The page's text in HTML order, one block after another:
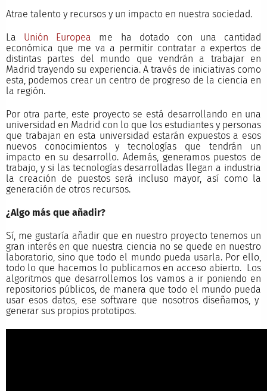
Atrae talento y recursos y un impacto en nuestra sociedad.
La Unión Europea me ha dotado con una cantidad
económica que me va a permitir contratar a expertos de
distintas partes del mundo que vendrán a trabajar en
Madrid trayendo su experiencia. A través de iniciativas como
esta, podemos crear un centro de progreso de la ciencia en
la región.
Por otra parte, este proyecto se está desarrollando en una
universidad en Madrid con lo que los estudiantes y personas
que trabajan en esta universidad estarán expuestos a esos
nuevos conocimientos y tecnologías que tendrán un
impacto en su desarrollo. Además, generamos puestos de
trabajo, y si las tecnologías desarrolladas llegan a industria
la creación de puestos será incluso mayor, así como la
generación de otros recursos.
¿Algo más que añadir?
Sí, me gustaría añadir que en nuestro proyecto tenemos un
gran interés en que nuestra ciencia no se quede en nuestro
laboratorio, sino que todo el mundo pueda usarla. Por ello,
todo lo que hacemos lo publicamos en acceso abierto. Los
algoritmos que desarrollemos los vamos a ir poniendo en
repositorios públicos, de manera que todo el mundo pueda
usar esos datos, ese software que nosotros diseñamos, y
generar sus propios prototipos.